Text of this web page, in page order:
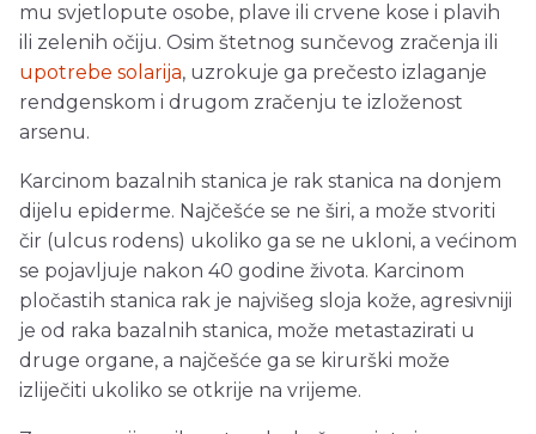
mu svjetlopute osobe, plave ili crvene kose i plavih
ili zelenih očiju. Osim štetnog sunčevog zračenja ili
upotrebe solarija, uzrokuje ga prečesto izlaganje
rendgenskom i drugom zračenju te izloženost
arsenu.
Karcinom bazalnih stanica je rak stanica na donjem
dijelu epiderme. Najčešće se ne širi, a može stvoriti
čir (ulcus rodens) ukoliko ga se ne ukloni, a većinom
se pojavljuje nakon 40 godine života. Karcinom
pločastih stanica rak je najvišeg sloja kože, agresivniji
je od raka bazalnih stanica, može metastazirati u
druge organe, a najčešće ga se kirurški može
izliječiti ukoliko se otkrije na vrijeme.